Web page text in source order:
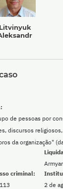
Litvinyuk
de pessoas por
discursos
da organização"
criminal:
2 de